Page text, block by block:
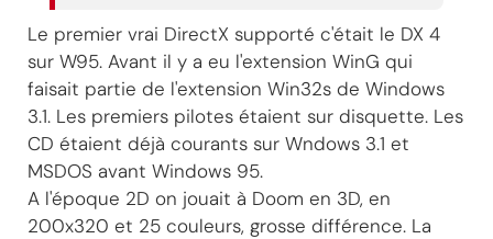
Le premier vrai DirectX supporté c'était le DX 4
sur W95. Avant il y a eu l'extension WinG qui
faisait partie de l'extension Win32s de Windows
3.1. Les premiers pilotes étaient sur disquette. Les
CD étaient déjà courants sur Wndows 3.1 et
MSDOS avant Windows 95.
A l'époque 2D on jouait à Doom en 3D, en
200x320 et 25 couleurs, grosse différence. La